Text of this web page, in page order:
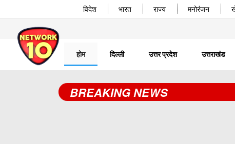
विदेश भारत राज्य मनोरंजन
होम दिल्ली उत्तर प्रदेश उत्तराखंड
BREAKING NEWS